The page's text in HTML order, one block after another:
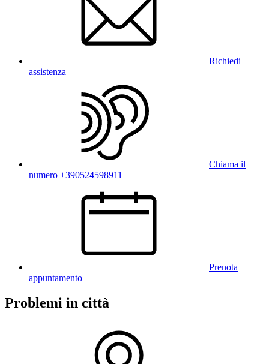
Richiedi
assistenza
Chiama il
numero +390524598911
Prenota
appuntamento
Problemi in città